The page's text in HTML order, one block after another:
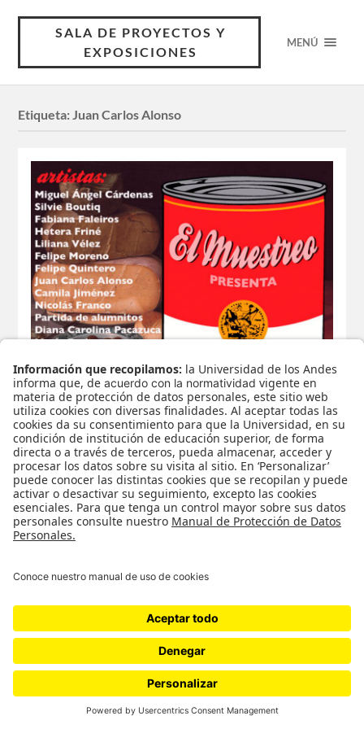
SALA DE PROYECTOS Y
EXPOSICIONES
MENÚ
Etiqueta:Juan Carlos Alonso
La sopa está deliciosa El muestreo 7 de noviembre al 29
deliciosa es el título que da origen…